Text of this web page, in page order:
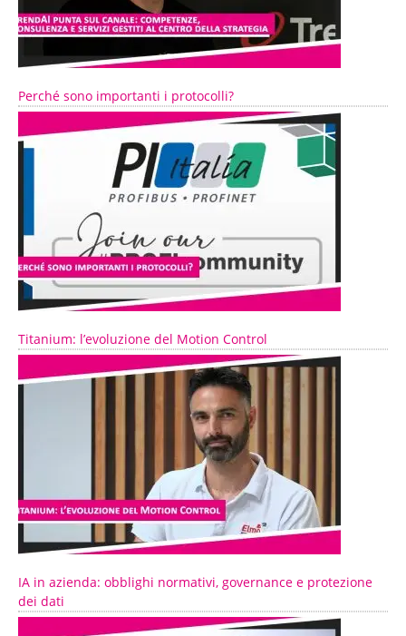
Perché sono importanti i protocolli?
Titanium: l’evoluzione del Motion Control
IA in azienda: obblighi normativi, governance e protezione
dei dati